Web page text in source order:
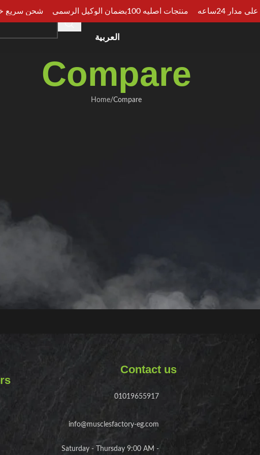
HOMESHOPCATEGORIESARTICLES
العربية
Compare
Home Compare
add some products to
Contact us
01019655917
info@musclesfactory-eg.com
Saturday - Thursday 9:00 AM -
24ساعه منتجات اصليه 100بضمان الوكيل الرسمي شحن سريع خلال 24ساعه